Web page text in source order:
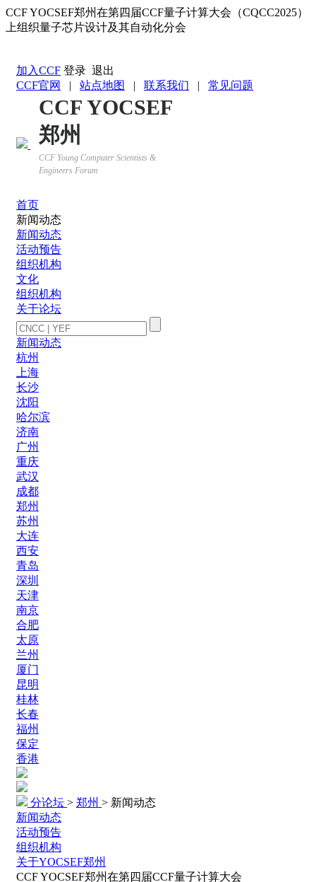
CCF YOCSEF郑州在第四届CCF量子计算大会（CQCC2025）
上组织量子芯片设计及其自动化分会
加入CCF 登录 退出
CCF官网
| 站点地图 | 联系我们 | 常见问题
CCF YOCSEF
郑州
CCF Young Computer Scientists &
Engineers Forum
首页
新闻动态
新闻动态
活动预告
组织机构
文化
组织机构
关于论坛
新闻动态
杭州
上海
长沙
沈阳
哈尔滨
济南
广州
重庆
武汉
成都
郑州
苏州
大连
西安
青岛
深圳
天津
南京
合肥
太原
兰州
厦门
昆明
桂林
长春
福州
保定
香港
分论坛 > 郑州 > 新闻动态
新闻动态
活动预告
组织机构
关于YOCSEF郑州
CCF YOCSEF郑州在第四届CCF量子计算大会